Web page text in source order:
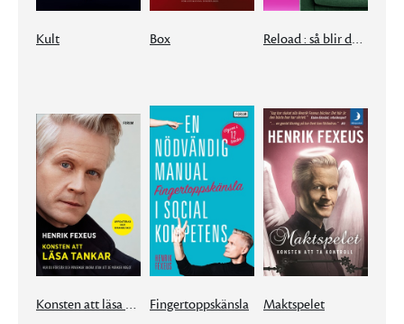
Kult Box Reload : så blir du återhämtningssmart
Konsten att läsa tankar : hur du förstår och påverkar andra utan att de märker något Fingertoppskänsla Maktspelet